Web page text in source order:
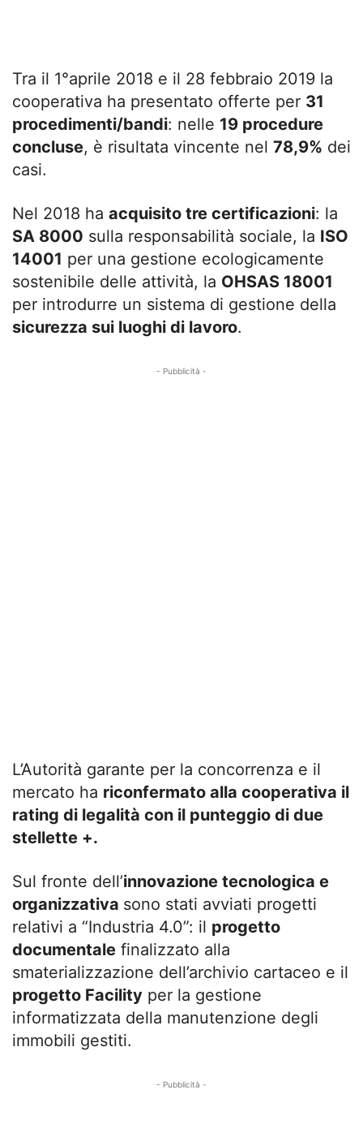
Tra il 1°aprile 2018 e il 28 febbraio 2019 la
cooperativa ha presentato offerte per 31
procedimenti/bandi: nelle 19 procedure
concluse, è risultata vincente nel 78,9% dei
casi.
Nel 2018 ha acquisito tre certificazioni: la
SA 8000 sulla responsabilità sociale, la ISO
14001 per una gestione ecologicamente
sostenibile delle attività, la OHSAS 18001
per introdurre un sistema di gestione della
sicurezza sui luoghi di lavoro.
- Pubblicità -
L’Autorità garante per la concorrenza e il
mercato ha riconfermato alla cooperativa il
rating di legalità con il punteggio di due
stellette +.
Sul fronte dell’innovazione tecnologica e
organizzativa sono stati avviati progetti
relativi a “Industria 4.0”: il progetto
documentale finalizzato alla
smaterializzazione dell’archivio cartaceo e il
progetto Facility per la gestione
informatizzata della manutenzione degli
immobili gestiti.
- Pubblicità -